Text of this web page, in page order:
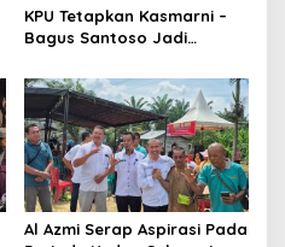
KPU Tetapkan Kasmarni –
Bagus Santoso Jadi
Kabupaten Bengkalis
Al Azmi Serap Aspirasi Pada